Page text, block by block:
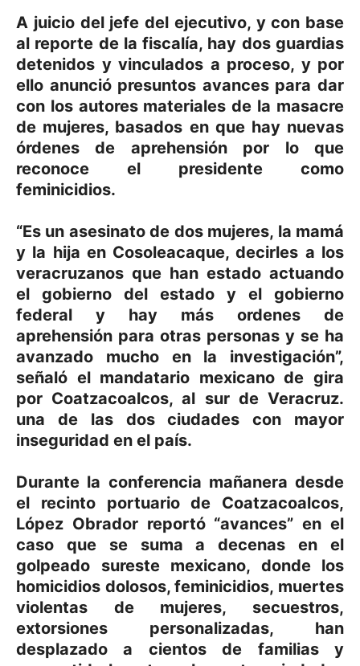
A juicio del jefe del ejecutivo, y con base
al reporte de la fiscalía, hay dos guardias
detenidos y vinculados a proceso, y por
ello anunció presuntos avances para dar
con los autores materiales de la masacre
de mujeres, basados en que hay nuevas
órdenes de aprehensión por lo que
reconoce el presidente como
feminicidios.
“Es un asesinato de dos mujeres, la mamá
y la hija en Cosoleacaque, decirles a los
veracruzanos que han estado actuando
el gobierno del estado y el gobierno
federal y hay más ordenes de
aprehensión para otras personas y se ha
avanzado mucho en la investigación”,
señaló el mandatario mexicano de gira
por Coatzacoalcos, al sur de Veracruz.
una de las dos ciudades con mayor
inseguridad en el país.
Durante la conferencia mañanera desde
el recinto portuario de Coatzacoalcos,
López Obrador reportó “avances” en el
caso que se suma a decenas en el
golpeado sureste mexicano, donde los
homicidios dolosos, feminicidios, muertes
violentas de mujeres, secuestros,
extorsiones personalizadas, han
desplazado a cientos de familias y